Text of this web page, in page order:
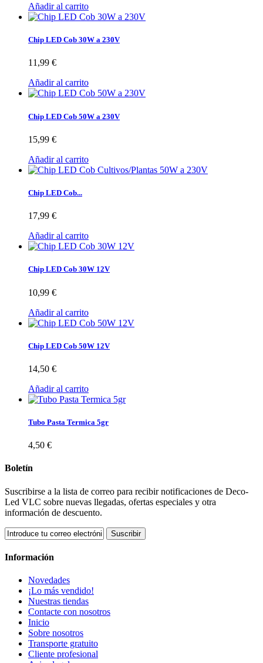
Añadir al carrito
Chip LED Cob 30W a 230V
11,99 €
Añadir al carrito
Chip LED Cob 50W a 230V
15,99 €
Añadir al carrito
Chip LED Cob...
17,99 €
Añadir al carrito
Chip LED Cob 30W 12V
10,99 €
Añadir al carrito
Chip LED Cob 50W 12V
14,50 €
Añadir al carrito
Tubo Pasta Termica 5gr
4,50 €
Boletín
Suscribirse a la lista de correo para recibir notificaciones de Deco-
Led VLC sobre nuevas llegadas, ofertas especiales y otra
información de descuento.
Suscribir
Información
Novedades
¡Lo más vendido!
Nuestras tiendas
Contacte con nosotros
Inicio
Sobre nosotros
Transporte gratuito
Cliente profesional